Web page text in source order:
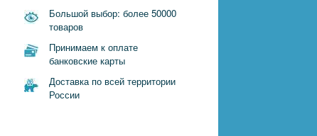
Большой выбор: более 50000
товаров
Принимаем к оплате
банковские карты
Доставка по всей территории
России